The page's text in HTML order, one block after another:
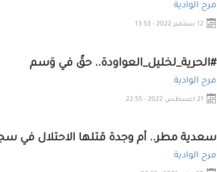
مرح الوادية
12 سبتمبر 2022 - 13:53
#الحرية_لخليل_العواودة.. حقٌ في وَسم
مرح الوادية
21 اعسطس 2022 - 22:55
سعدية مطر.. أم وجدة قتلها الاحتلال في
مرح الوادية